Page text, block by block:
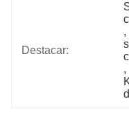
Destacar:
,
,